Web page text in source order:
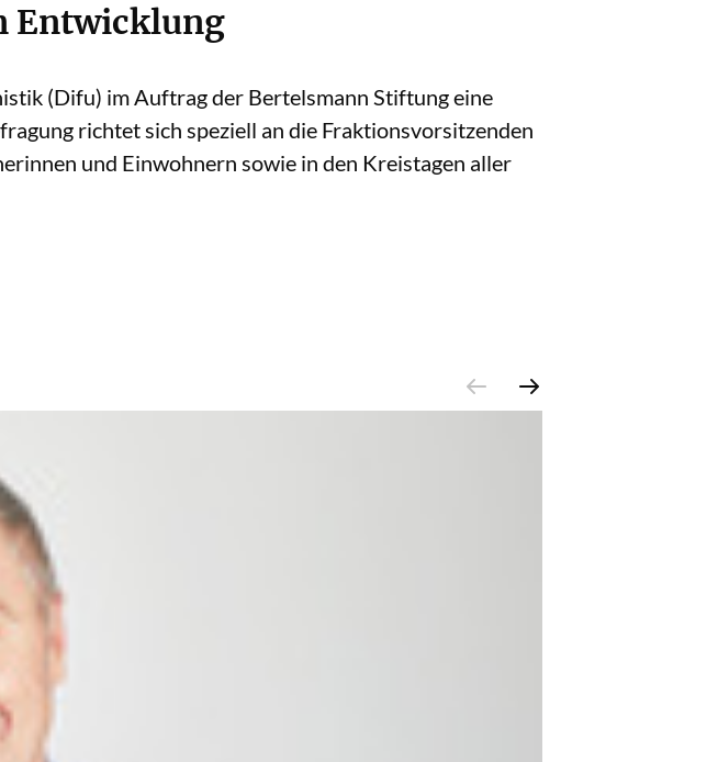
Entwicklung
(Difu) im Auftrag der Bertelsmann Stiftung eine
richtet sich speziell an die Fraktionsvorsitzenden
und Einwohnern sowie in den Kreistagen aller